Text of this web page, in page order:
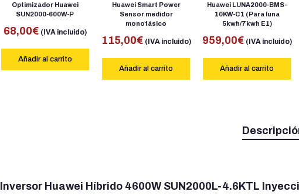
Optimizador Huawei
SUN2000-600W-P
68,00€ (IVA incluido)
Añadir al carrito
Huawei Smart Power
Sensor medidor
monofásico
115,00€ (IVA incluido)
Añadir al carrito
Huawei LUNA2000-BMS-
10KW-C1 (Para luna
5kwh/7kwh E1)
959,00€ (IVA incluido)
Añadir al carrito
Inversor Huawei Híbrido 4600W SUN2000L-4.6KTL